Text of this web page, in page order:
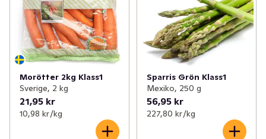
Morötter 2kg Klass1
Sverige, 2 kg
21,95 kr
10,98 kr /kg
Sparris Grön Klass1
Mexiko, 250 g
56,95 kr
227,80 kr /kg